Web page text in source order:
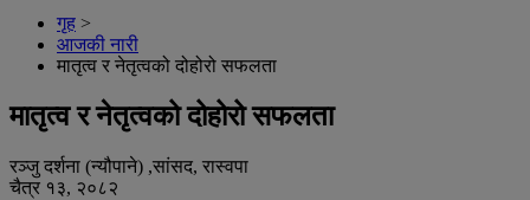
गृह >
आजकी नारी
मातृत्व र नेतृत्वको दोहोरो सफलता
मातृत्व र नेतृत्वको दोहोरो सफलता
रञ्जु दर्शना (न्यौपाने) ,सांसद, रास्वपा
चैत्र १३, २०८२